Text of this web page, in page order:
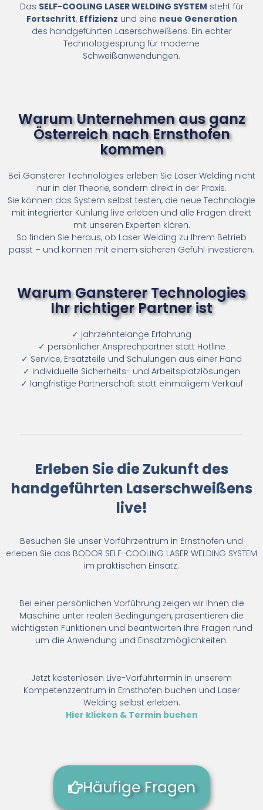
Das SELF-COOLING LASER WELDING SYSTEM steht für
Fortschritt, Effizienz und eine neue Generation
des handgeführten Laserschweißens. Ein echter
Technologiesprung für moderne
Schweißanwendungen.
Warum Unternehmen aus ganz
Österreich nach Ernsthofen
kommen
Bei Gansterer Technologies erleben Sie Laser Welding nicht
nur in der Theorie, sondern direkt in der Praxis.
Sie können das System selbst testen, die neue Technologie
mit integrierter Kühlung live erleben und alle Fragen direkt
mit unseren Experten klären.
So finden Sie heraus, ob Laser Welding zu Ihrem Betrieb
passt – und können mit einem sicheren Gefühl investieren.
Warum Gansterer Technologies
Ihr richtiger Partner ist
✓ jahrzehntelange Erfahrung
✓ persönlicher Ansprechpartner statt Hotline
✓ Service, Ersatzteile und Schulungen aus einer Hand
✓ individuelle Sicherheits- und Arbeitsplatzlösungen
✓ langfristige Partnerschaft statt einmaligem Verkauf
Erleben Sie die Zukunft des
handgeführten Laserschweißens
live!
Besuchen Sie unser Vorführzentrum in Ernsthofen und
erleben Sie das BODOR SELF-COOLING LASER WELDING SYSTEM
im praktischen Einsatz.
Bei einer persönlichen Vorführung zeigen wir Ihnen die
Maschine unter realen Bedingungen, präsentieren die
wichtigsten Funktionen und beantworten Ihre Fragen rund
um die Anwendung und Einsatzmöglichkeiten.
Jetzt kostenlosen Live-Vorführtermin in unserem
Kompetenzzentrum in Ernsthofen buchen und Laser
Welding selbst erleben.
Hier klicken & Termin buchen
Häufige Fragen